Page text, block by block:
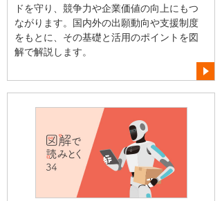
ドを守り、競争力や企業価値の向上にもつ
ながります。国内外の出願動向や支援制度
をもとに、その基礎と活用のポイントを図
解で解説します。